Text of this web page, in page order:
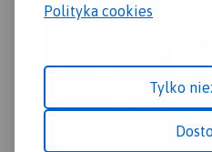
Polityka cookies
Tylko